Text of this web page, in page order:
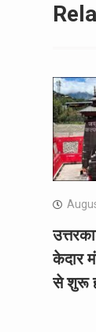
केदार
से शुरू